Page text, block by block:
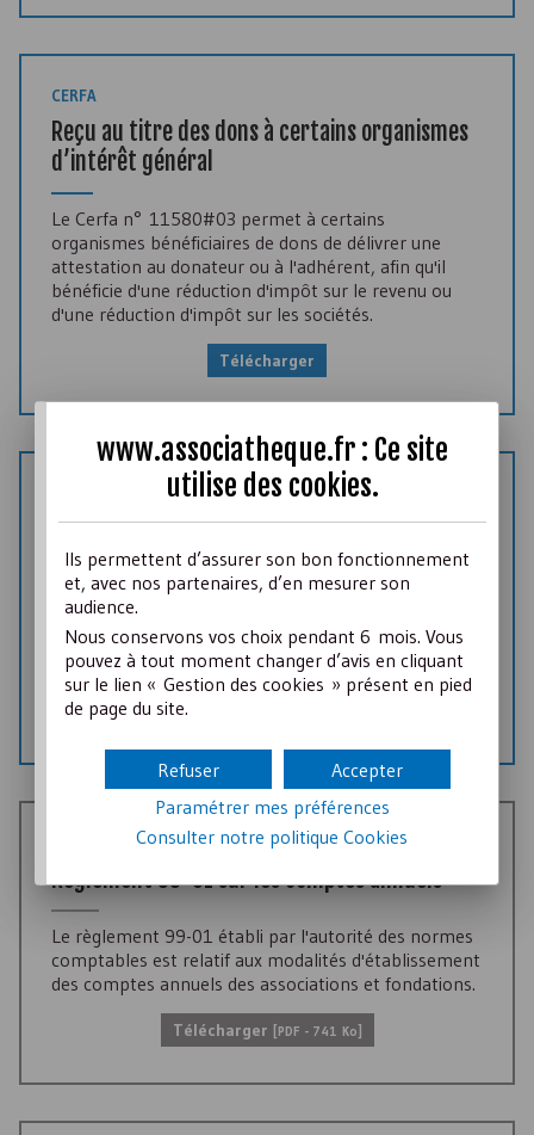
CERFA
Reçu au titre des dons à certains organismes
d’intérêt général
Le Cerfa n° 11580#03 permet à certains
organismes bénéficiaires de dons de délivrer une
attestation au donateur ou à l'adhérent, afin qu'il
bénéficie d'une réduction d'impôt sur le revenu ou
d'une réduction d'impôt sur les sociétés.
Télécharger
Demande d'ISSN pour les documents sur
support physique
Le numéro d'ISSN sert à identifier les publications
régulières sur lesquelles il doit être présent -
Formulaire à joindre lors du dépôt légal
Télécharger
TEXTE DE LOI
Règlement 99-01 sur les comptes annuels
Le règlement 99-01 établi par l'autorité des normes
comptables est relatif aux modalités d'établissement
des comptes annuels des associations et fondations.
Télécharger PDF- 741 Ko]
www.associatheque.fr : Ce site
utilise des cookies.
Ils permettent d’assurer son bon fonctionnement
et, avec nos partenaires, d’en mesurer son
audience.
Nous conservons vos choix pendant 6 mois. Vous
pouvez à tout moment changer d’avis en cliquant
sur le lien « Gestion des cookies » présent en pied
de page du site.
Accepter
Refuser
Paramétrer mes préférences
Consulter notre politiqueCookies